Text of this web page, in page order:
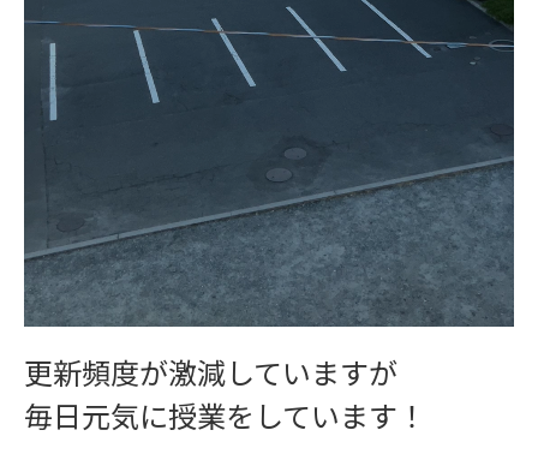
ワークショップ
更新頻度が激減していますが
毎日元気に授業をしています！